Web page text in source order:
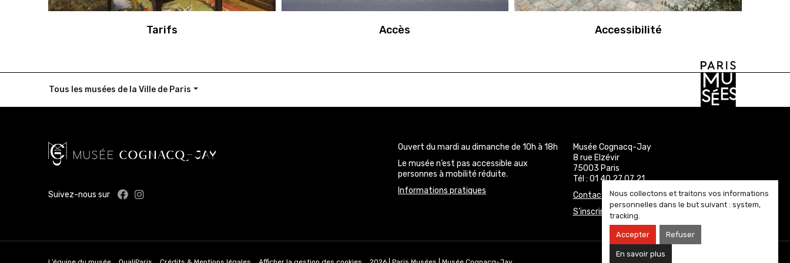
Nous collectons et traitons vos informations
personnelles dans le but suivant : system,
tracking
Accepter Refuser
En savoir plus
Tarifs Accès Accessibilité
Tous les musées de la Ville de Paris
Suivez-nous sur Facebook : Musée Cognacq-Jay
Instagram : Musée Cognacq-Jay
Ouvert du mardi au dimanche de 10h à 18h
Le musée n’est pas accessible aux
personnes à mobilité réduite.
Informations pratiques
Musée Cognacq-Jay
8 rue Elzévir
75003 Paris
Tél : 01 40 27 07 21
Contact
S’inscrire à la newsletter